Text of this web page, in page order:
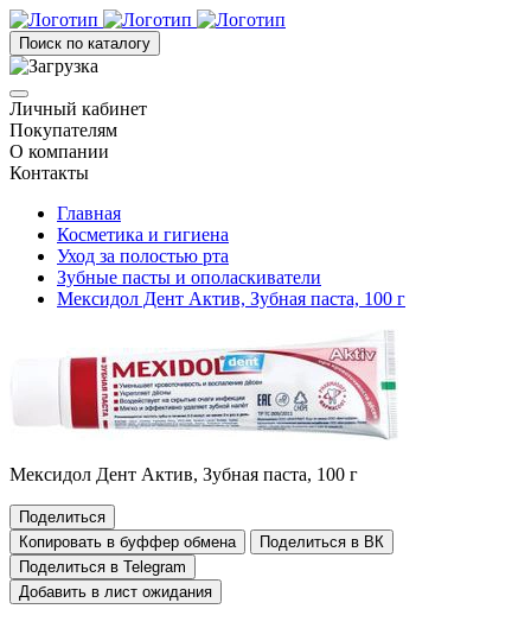
Поиск по каталогу
Личный кабинет
Покупателям
О компании
Контакты
Главная
Косметика и гигиена
Уход за полостью рта
Зубные пасты и ополаскиватели
Мексидол Дент Актив, Зубная паста, 100 г
Мексидол Дент Актив, Зубная паста, 100 г
Поделиться
Копировать в буффер обмена
Поделиться в ВК
Поделиться в Telegram
Добавить в лист ожидания